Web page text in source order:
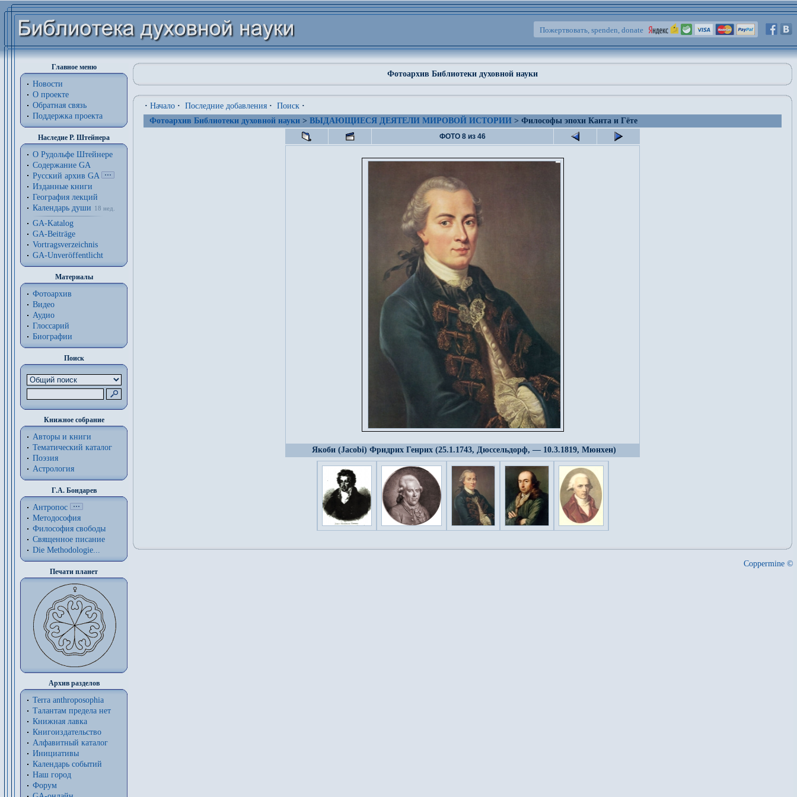
Пожертвовать, spenden, donate
Главное меню
Новости
О проекте
Обратная связь
Поддержка проекта
Наследие Р. Штейнера
О Рудольфе Штейнере
Содержание GA
Русский архив GA
Изданные книги
География лекций
Календарь души
18 нед.
GA-Katalog
GA-Beiträge
Vortragsverzeichnis
GA-Unveröffentlicht
Материалы
Фотоархив
Видео
Аудио
Глоссарий
Биографии
Поиск
Книжное собрание
Авторы и книги
Тематический каталог
Поэзия
Астрология
Г.А. Бондарев
Антропос
Методософия
Философия cвободы
Священное писание
Die Methodologie...
Печати планет
Архив разделов
Terra anthroposophia
Талантам предела нет
Книжная лавка
Книгоиздательство
Алфавитный каталог
Инициативы
Календарь событий
Наш город
Форум
Фотоархив Библиотеки духовной науки
· Начало · Последние добавления · Поиск ·
Фотоархив Библиотеки духовной науки > ВЫДАЮЩИЕСЯ ДЕЯТЕЛИ МИРОВОЙ ИСТОРИИ > Философы эпохи Канта и Гёте
ФОТО 8 из 46
Якоби (Jacobi) Фридрих Генрих (25.1.1743, Дюссельдорф, — 10.3.1819, Мюнхен)
Coppermine ©